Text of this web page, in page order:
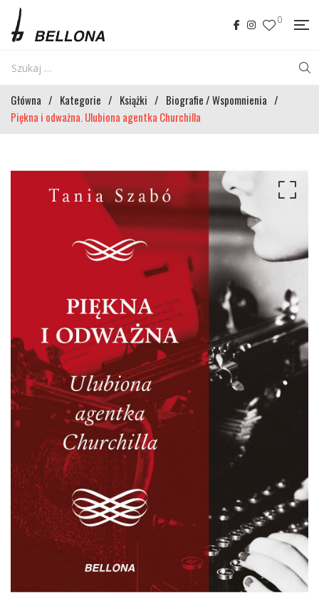
0
Główna / Kategorie / Książki / Biografie / Wspomnienia /
Piękna i odważna. Ulubiona agentka Churchilla